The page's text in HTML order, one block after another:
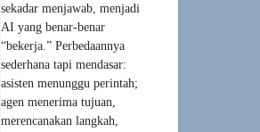
kumpulan >110 juta
perhitungan DFT berikut
model EquiformerV2—yang
menembus posisi puncak
Matbench Discovery untuk
prediksi stabilitas/energi
formasi material; rilis ini